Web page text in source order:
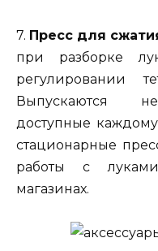
7. Пресс для
при разборке
регулировании
Выпускаются
доступные
стационарные
работы с
магазинах.